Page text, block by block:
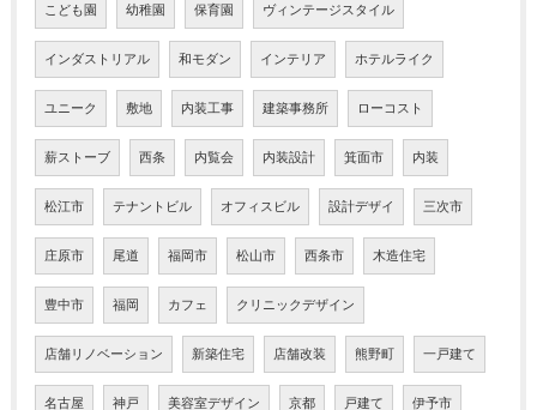
こども園 幼稚園 保育園 ヴィンテージスタイル
インダストリアル 和モダン インテリア ホテルライク
ユニーク 敷地 内装工事 建築事務所 ローコスト
薪ストーブ 西条 内覧会 内装設計 箕面市 内装
松江市 テナントビル オフィスビル 設計デザイ 三次市
庄原市 尾道 福岡市 松山市 西条市 木造住宅
豊中市 福岡 カフェ クリニックデザイン
店舗リノベーション 新築住宅 店舗改装 熊野町 一戸建て
名古屋 神戸 美容室デザイン 京都 戸建て 伊予市